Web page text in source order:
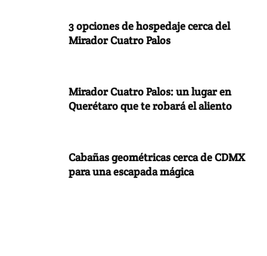
3 opciones de hospedaje cerca del
Mirador Cuatro Palos
Mirador Cuatro Palos: un lugar en
Querétaro que te robará el aliento
Cabañas geométricas cerca de CDMX
para una escapada mágica